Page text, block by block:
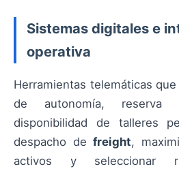
Sistemas digitales e
operativa
Herramientas telemáticas
de autonomía,
disponibilidad de talleres
despacho defreight,
activos y seleccionar